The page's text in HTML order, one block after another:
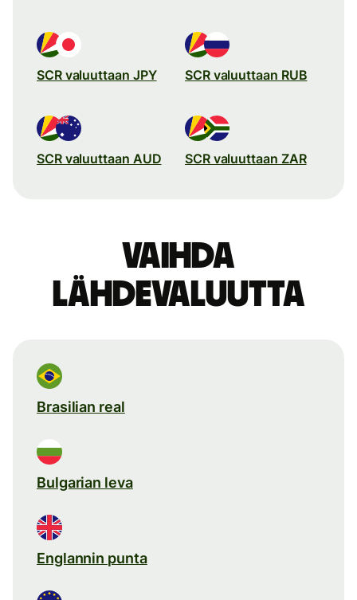
SCR valuuttaan JPY SCR valuuttaan RUB
SCR valuuttaan AUD SCR valuuttaan ZAR
Vaihda
lähdevaluutta
Brasilian real
Bulgarian leva
Englannin punta